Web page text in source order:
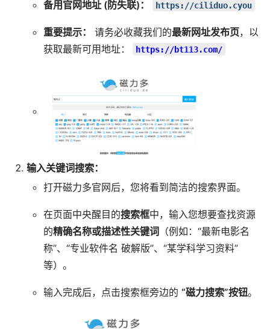
备用官网地址 (防失联)： https://ciliduo.cyou
重要提示： 请务必收藏我们的最新网址发布页，以
获取最新可用地址：
https://bt113.com/
输入关键词搜索：
打开磁力多官网后，您将看到简洁的搜索界面。
在页面中央醒目的搜索框中，输入您想要查找资源
的精确名称或描述性关键词（例如：“最新电影名
称”、“专业软件名 破解版”、“某学科学习资料”
等）。
输入完成后，点击搜索框旁边的 “磁力搜索”按钮。